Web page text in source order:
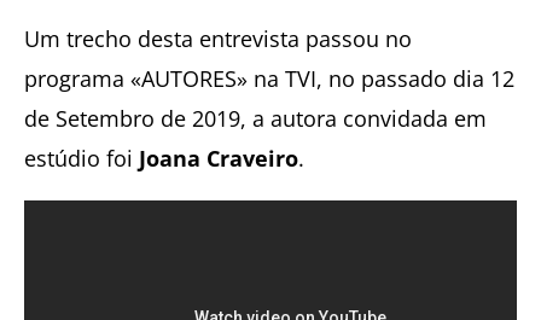
Um trecho desta entrevista passou no
programa «AUTORES» na TVI, no passado dia 12
de Setembro de 2019, a autora convidada em
estúdio foi Joana Craveiro.